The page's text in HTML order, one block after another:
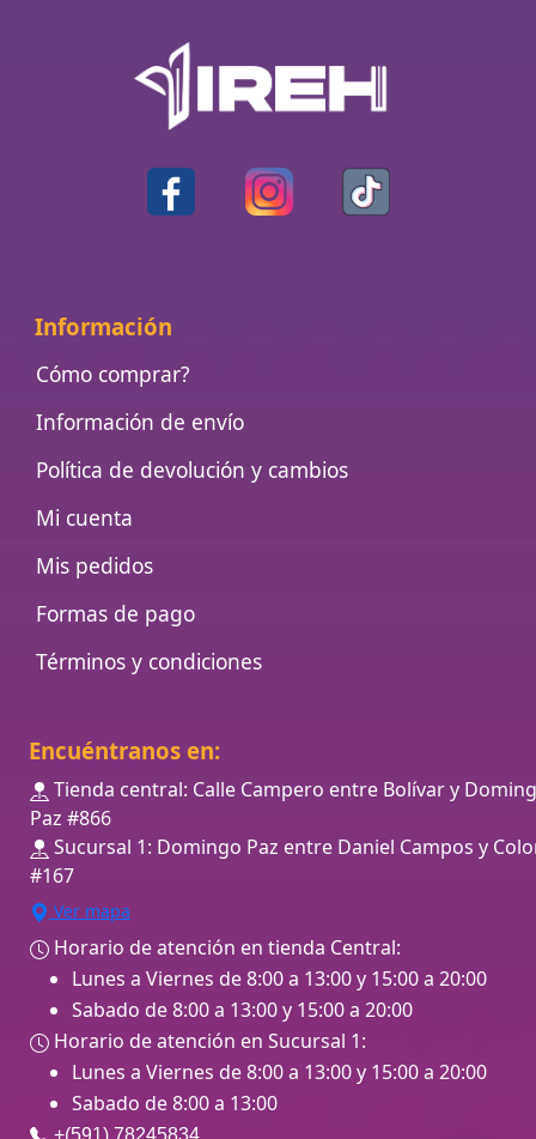
Información
Cómo comprar?
Información de envío
Política de devolución y cambios
Mi cuenta
Mis pedidos
Formas de pago
Términos y condiciones
Encuéntranos en:
Tienda central: Calle Campero entre Bolívar y
Paz #866
Sucursal 1: Domingo Paz entre Daniel Campos y
#167
Ver mapa
Horario de atención en tienda Central:
Lunes a Viernes de 8:00 a 13:00 y 15:00 a 20:00
Sabado de 8:00 a 13:00 y 15:00 a 20:00
Horario de atención en Sucursal 1:
Lunes a Viernes de 8:00 a 13:00 y 15:00 a 20:00
Sabado de 8:00 a 13:00
+(591) 78245834